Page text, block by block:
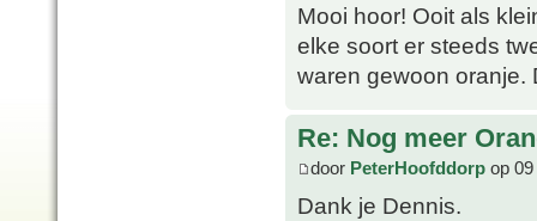
Mooi hoor! Ooit als
elke soort er steeds
waren gewoon oranje.
Re: Nog meer
door PeterHoofddorp op
Dank je Dennis.